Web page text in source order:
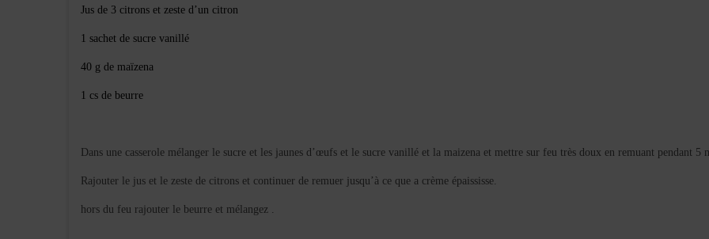
Jus de 3 citrons et zeste d’un citron
1 sachet de sucre vanillé
40 g de maïzena
1 cs de beurre
Dans une casserole mélanger le sucre et les jaunes d’œufs et le sucre vanillé et la maizena et mettre sur feu très doux en remuant pendant 5
Rajouter le jus et le zeste de citrons et continuer de remuer jusqu’à ce que a crème épaississe.
hors du feu rajouter le beurre et mélangez .